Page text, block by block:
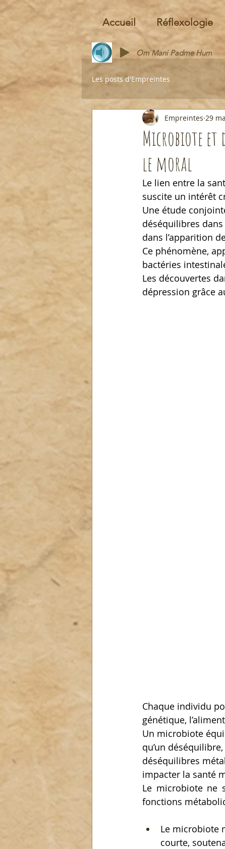
Accueil Réflexologie
Les posts d'Empreintes
Microbiote
le moral
Empreintes 29
Le lien entre la
suscite un intérêt
Une étude
déséquilibres
dans l’apparition
Ce phénomène,
bactéries
Les découvertes
dépression grâce
Chaque individu
génétique,
Un microbiote
qu’un
déséquilibres
impacter la santé
Le microbiote ne
fonctions
Le microbiote
courte,
Om Mani Padme Hum